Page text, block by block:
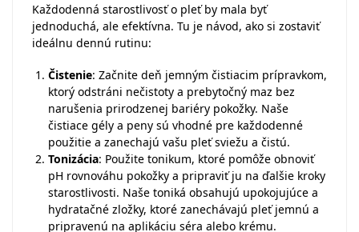
Každodenná starostlivosť o pleť by mala byť
jednoduchá, ale efektívna. Tu je návod, ako si zostaviť
ideálnu dennú rutinu:
Čistenie: Začnite deň jemným čistiacim prípravkom,
ktorý odstráni nečistoty a prebytočný maz bez
narušenia prirodzenej bariéry pokožky. Naše
čistiace gély a peny sú vhodné pre každodenné
použitie a zanechajú vašu pleť sviežu a čistú.
Tonizácia: Použite tonikum, ktoré pomôže obnoviť
pH rovnováhu pokožky a pripraviť ju na ďalšie kroky
starostlivosti. Naše toniká obsahujú upokojujúce a
hydratačné zložky, ktoré zanechávajú pleť jemnú a
pripravenú na aplikáciu séra alebo krému.